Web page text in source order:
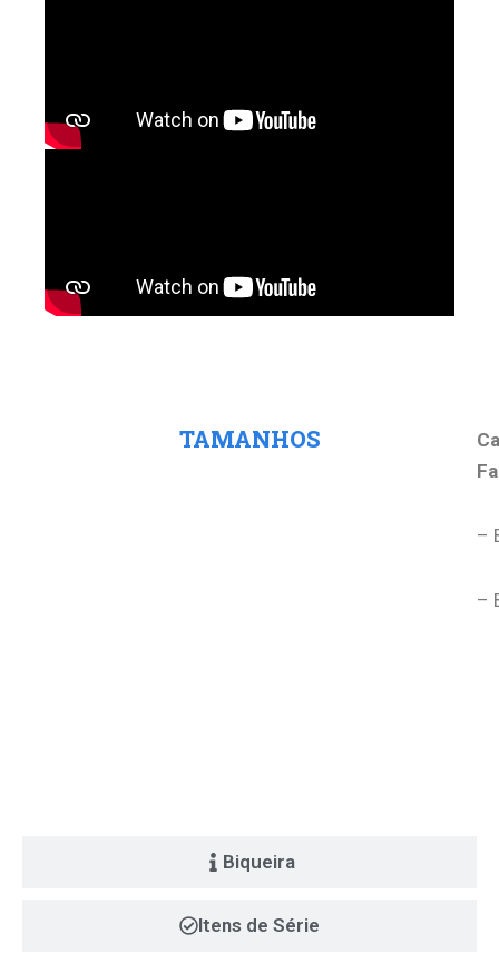
Biqueira
Itens de Série
TAMANHOS
–
–